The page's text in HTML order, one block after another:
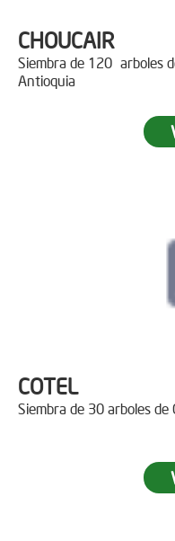
CHOUCAIR
Siembra de 120 arboles
Antioquia
COTEL
Siembra de 30 arboles de